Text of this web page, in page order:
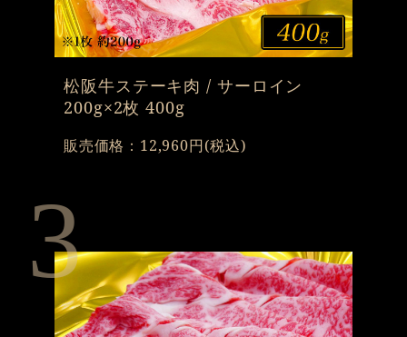
松阪牛ステーキ肉 / サーロイン
200g×2枚 400g
販売価格：12,960円(税込)
3